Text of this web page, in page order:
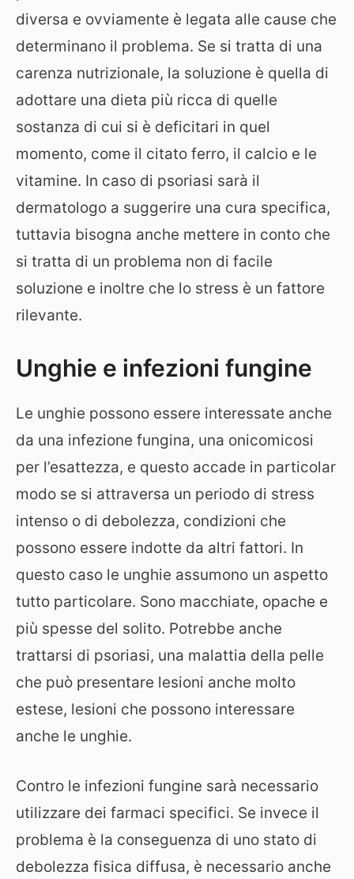
diversa e ovviamente è legata alle cause che
determinano il problema. Se si tratta di una
carenza nutrizionale, la soluzione è quella di
adottare una dieta più ricca di quelle
sostanza di cui si è deficitari in quel
momento, come il citato ferro, il calcio e le
vitamine. In caso di psoriasi sarà il
dermatologo a suggerire una cura specifica,
tuttavia bisogna anche mettere in conto che
si tratta di un problema non di facile
soluzione e inoltre che lo stress è un fattore
rilevante.
Unghie e infezioni fungine
Le unghie possono essere interessate anche
da una infezione fungina, una onicomicosi
per l’esattezza, e questo accade in particolar
modo se si attraversa un periodo di stress
intenso o di debolezza, condizioni che
possono essere indotte da altri fattori. In
questo caso le unghie assumono un aspetto
tutto particolare. Sono macchiate, opache e
più spesse del solito. Potrebbe anche
trattarsi di psoriasi, una malattia della pelle
che può presentare lesioni anche molto
estese, lesioni che possono interessare
anche le unghie.
Contro le infezioni fungine sarà necessario
utilizzare dei farmaci specifici. Se invece il
problema è la conseguenza di uno stato di
debolezza fisica diffusa, è necessario anche